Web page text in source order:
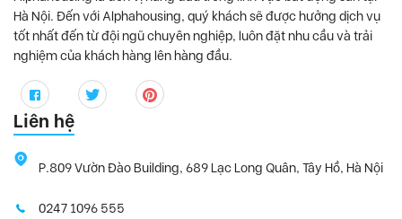
Hà Nội. Đến với Alphahousing, quý khách sẽ được hưởng dịch vụ
tốt nhất đến từ đội ngũ chuyên nghiệp, luôn đặt nhu cầu và trải
nghiệm của khách hàng lên hàng đầu.
Liên hệ
P.809 Vườn Đào Building, 689 Lạc Long Quân, Tây Hồ, Hà Nội
0247 1096 555